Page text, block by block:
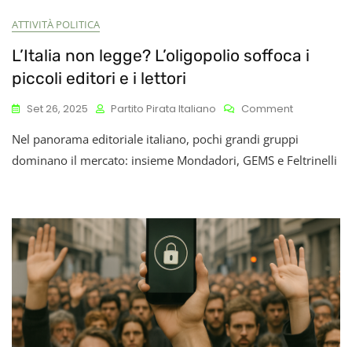
ATTIVITÀ POLITICA
L’Italia non legge? L’oligopolio soffoca i
piccoli editori e i lettori
Set 26, 2025 Partito Pirata Italiano CommentOn
Non
Legge?
Piccoli
Editori
E
I
Lettori
Nel panorama editoriale italiano, pochi grandi gruppi
dominano il mercato: insieme Mondadori, GEMS e Feltrinelli